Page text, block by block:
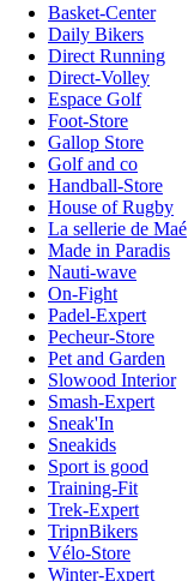
Basket-Center
Daily Bikers
Direct Running
Direct-Volley
Espace Golf
Foot-Store
Gallop Store
Golf and co
Handball-Store
House of Rugby
La sellerie de Maé
Made in Paradis
Nauti-wave
On-Fight
Padel-Expert
Pecheur-Store
Pet and Garden
Slowood Interior
Smash-Expert
Sneak'In
Sneakids
Sport is good
Training-Fit
Trek-Expert
TripnBikers
Vélo-Store
Winter-Expert